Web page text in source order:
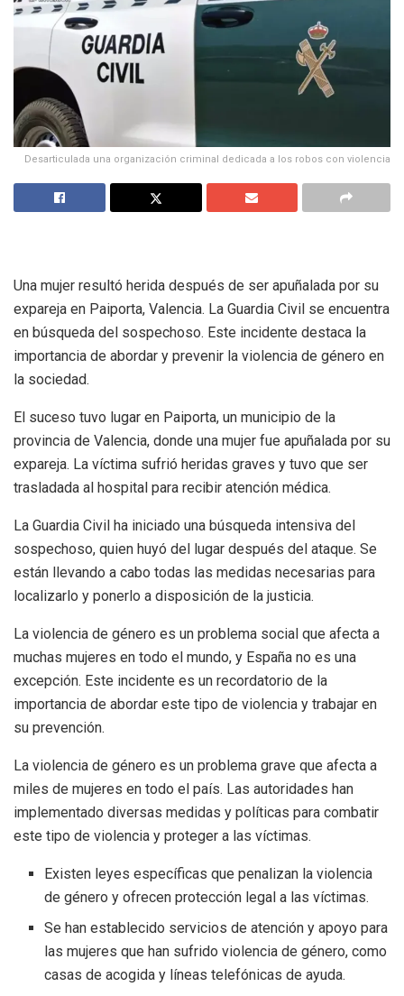
Desarticulada una organización criminal dedicada a los robos con violencia
Una mujer resultó herida después de ser apuñalada por su
expareja en Paiporta, Valencia. La Guardia Civil se encuentra
en búsqueda del sospechoso. Este incidente destaca la
importancia de abordar y prevenir la violencia de género en
la sociedad.
El suceso tuvo lugar en Paiporta, un municipio de la
provincia de Valencia, donde una mujer fue apuñalada por su
expareja. La víctima sufrió heridas graves y tuvo que ser
trasladada al hospital para recibir atención médica.
La Guardia Civil ha iniciado una búsqueda intensiva del
sospechoso, quien huyó del lugar después del ataque. Se
están llevando a cabo todas las medidas necesarias para
localizarlo y ponerlo a disposición de la justicia.
La violencia de género es un problema social que afecta a
muchas mujeres en todo el mundo, y España no es una
excepción. Este incidente es un recordatorio de la
importancia de abordar este tipo de violencia y trabajar en
su prevención.
La violencia de género es un problema grave que afecta a
miles de mujeres en todo el país. Las autoridades han
implementado diversas medidas y políticas para combatir
este tipo de violencia y proteger a las víctimas.
Existen leyes específicas que penalizan la violencia
de género y ofrecen protección legal a las víctimas.
Se han establecido servicios de atención y apoyo para
las mujeres que han sufrido violencia de género, como
casas de acogida y líneas telefónicas de ayuda.